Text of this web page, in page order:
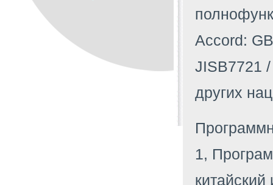
Accord:
JISB7721
других
1,
китайский